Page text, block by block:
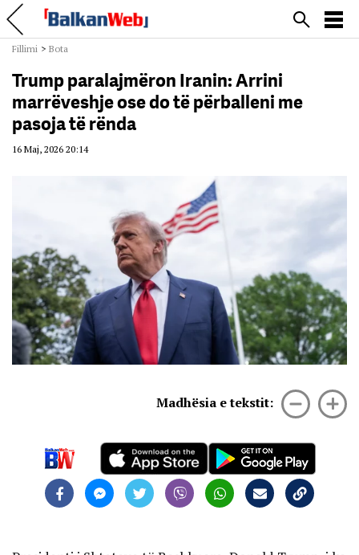
Fillimi > Bota
Trump paralajmëron Iranin: Arrini
marrëveshje ose do të përballeni me
pasoja të rënda
16 Maj, 2026 20:14
Madhësia e tekstit: